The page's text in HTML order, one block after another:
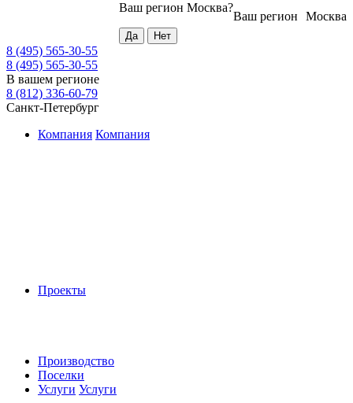
Москва
Ваш регион
Ваш регион Москва?
8 (495) 565-30-55
8 (495) 565-30-55
В вашем регионе
8 (812) 336-60-79
Санкт-Петербург
Компания Компания
Проекты
Производство
Поселки
Услуги Услуги